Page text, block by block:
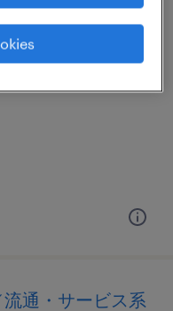
通・サービス系
通・サービス系